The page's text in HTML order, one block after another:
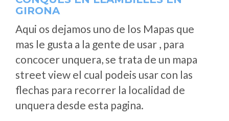
GIRONA
Aqui os dejamos uno de los Mapas que
mas le gusta a la gente de usar , para
concocer unquera, se trata de un mapa
street view el cual podeis usar con las
flechas para recorrer la localidad de
unquera desde esta pagina.